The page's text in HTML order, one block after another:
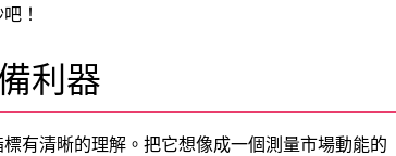
！
利器
有清晰的理解。把它想像成一個測量市場動能的